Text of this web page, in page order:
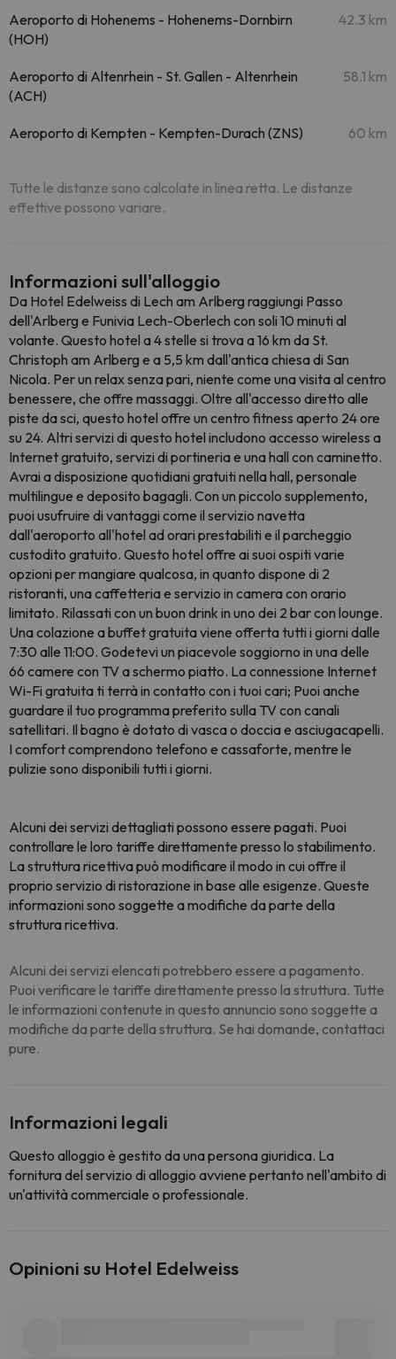
Aeroporto di Hohenems - Hohenems-Dornbirn
(HOH)
42.3 km
Aeroporto di Altenrhein - St. Gallen - Altenrhein
(ACH)
58.1 km
Aeroporto di Kempten - Kempten-Durach (ZNS) 60 km
Tutte le distanze sono calcolate in linea retta. Le distanze
effettive possono variare.
Informazioni sull'alloggio
Da Hotel Edelweiss di Lech am Arlberg raggiungi Passo
dell'Arlberg e Funivia Lech-Oberlech con soli 10 minuti al
volante. Questo hotel a 4 stelle si trova a 16 km da St.
Christoph am Arlberg e a 5,5 km dall'antica chiesa di San
Nicola. Per un relax senza pari, niente come una visita al centro
benessere, che offre massaggi. Oltre all'accesso diretto alle
piste da sci, questo hotel offre un centro fitness aperto 24 ore
su 24. Altri servizi di questo hotel includono accesso wireless a
Internet gratuito, servizi di portineria e una hall con caminetto.
Avrai a disposizione quotidiani gratuiti nella hall, personale
multilingue e deposito bagagli. Con un piccolo supplemento,
puoi usufruire di vantaggi come il servizio navetta
dall'aeroporto all'hotel ad orari prestabiliti e il parcheggio
custodito gratuito. Questo hotel offre ai suoi ospiti varie
opzioni per mangiare qualcosa, in quanto dispone di 2
ristoranti, una caffetteria e servizio in camera con orario
limitato. Rilassati con un buon drink in uno dei 2 bar con lounge.
Una colazione a buffet gratuita viene offerta tutti i giorni dalle
7:30 alle 11:00. Godetevi un piacevole soggiorno in una delle
66 camere con TV a schermo piatto. La connessione Internet
Wi-Fi gratuita ti terrà in contatto con i tuoi cari; Puoi anche
guardare il tuo programma preferito sulla TV con canali
satellitari. Il bagno è dotato di vasca o doccia e asciugacapelli.
I comfort comprendono telefono e cassaforte, mentre le
pulizie sono disponibili tutti i giorni.
Alcuni dei servizi dettagliati possono essere pagati. Puoi
controllare le loro tariffe direttamente presso lo stabilimento.
La struttura ricettiva può modificare il modo in cui offre il
proprio servizio di ristorazione in base alle esigenze. Queste
informazioni sono soggette a modifiche da parte della
struttura ricettiva.
Alcuni dei servizi elencati potrebbero essere a pagamento.
Puoi verificare le tariffe direttamente presso la struttura. Tutte
le informazioni contenute in questo annuncio sono soggette a
modifiche da parte della struttura. Se hai domande, contattaci
pure.
Informazioni legali
Questo alloggio è gestito da una persona giuridica. La
fornitura del servizio di alloggio avviene pertanto nell'ambito di
un'attività commerciale o professionale.
Opinioni su Hotel Edelweiss